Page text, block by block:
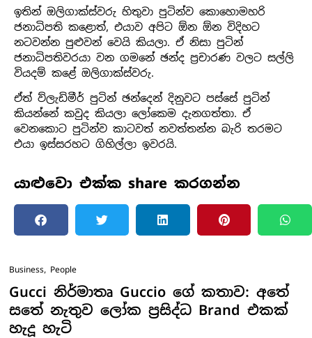
ඉතින් ඔලිගාක්ස්වරු හිතුවා පුටින්ව කොහොමහරි
ජනාධිපති කළොත්, එයාව අපිට ඕන ඕන විදිහට
නටවන්න පුළුවන් වෙයි කියලා. ඒ නිසා පුටින්
ජනාධිපතිවරයා වන ගමනේ ඡන්ද ප්‍රචාරණ වලට සල්ලි
වියදම් කළේ ඔලිගාක්ස්වරු.
ඒත් ව්ලැඩිමීර් පුටින් ඡන්දෙන් දිනුවට පස්සේ පුටින්
කියන්නේ කවුද කියලා ලෝකෙම දැනගත්තා. ඒ
වෙනකොට පුටින්ව කාටවත් නවත්තන්න බැරි තරමට
එයා ඉස්සරහට ගිහිල්ලා ඉවරයි.
යාළුවො එක්ක share කරගන්න
Business, People
Gucci නිර්මාතෘ Guccio ගේ කතාව: අතේ
සතේ නැතුව ලෝක ප්‍රසිද්ධ Brand එකක්
හැදූ හැටි